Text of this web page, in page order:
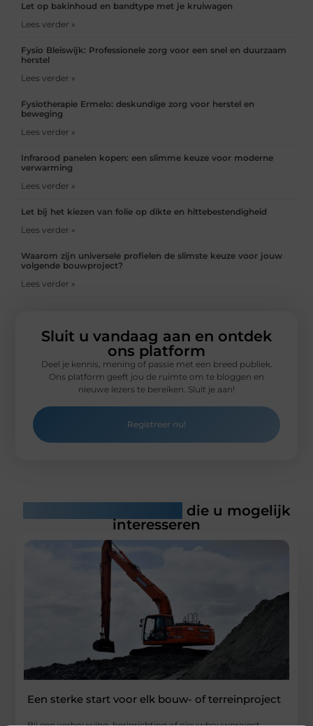
Let op bakinhoud en bandtype met je kruiwagen
Lees verder »
Fysio Bleiswijk: Professionele zorg voor een snel en duurzaam
herstel
Lees verder »
Fysiotherapie Ermelo: deskundige zorg voor herstel en
beweging
Lees verder »
Infrarood panelen kopen: een slimme keuze voor moderne
verwarming
Lees verder »
Let bij het kiezen van folie op dikte en hittebestendigheid
Lees verder »
Waarom zijn universele profielen de slimste keuze voor jouw
volgende bouwproject?
Lees verder »
Sluit u vandaag aan en ontdek
ons platform
Deel je kennis, mening of passie met een breed publiek.
Ons platform geeft jou de ruimte om te bloggen en
nieuwe lezers te bereiken. Sluit je aan!
Registreer nu!
die u mogelijk
interesseren
Een sterke start voor elk bouw- of terreinproject